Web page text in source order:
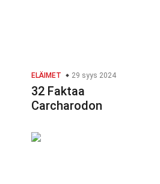
ELÄIMET 29 syys 2024
32 Faktaa
Carcharodon